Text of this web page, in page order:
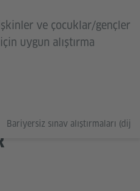
ve çocuklar/gençler
uygun alıştırma
Bariyersiz sınav alıştırmaları